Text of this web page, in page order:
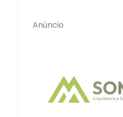
Anúncio